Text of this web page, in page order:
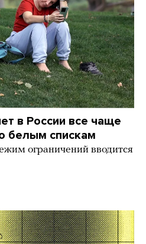
в России все чаще
белым спискам
ограничений вводится